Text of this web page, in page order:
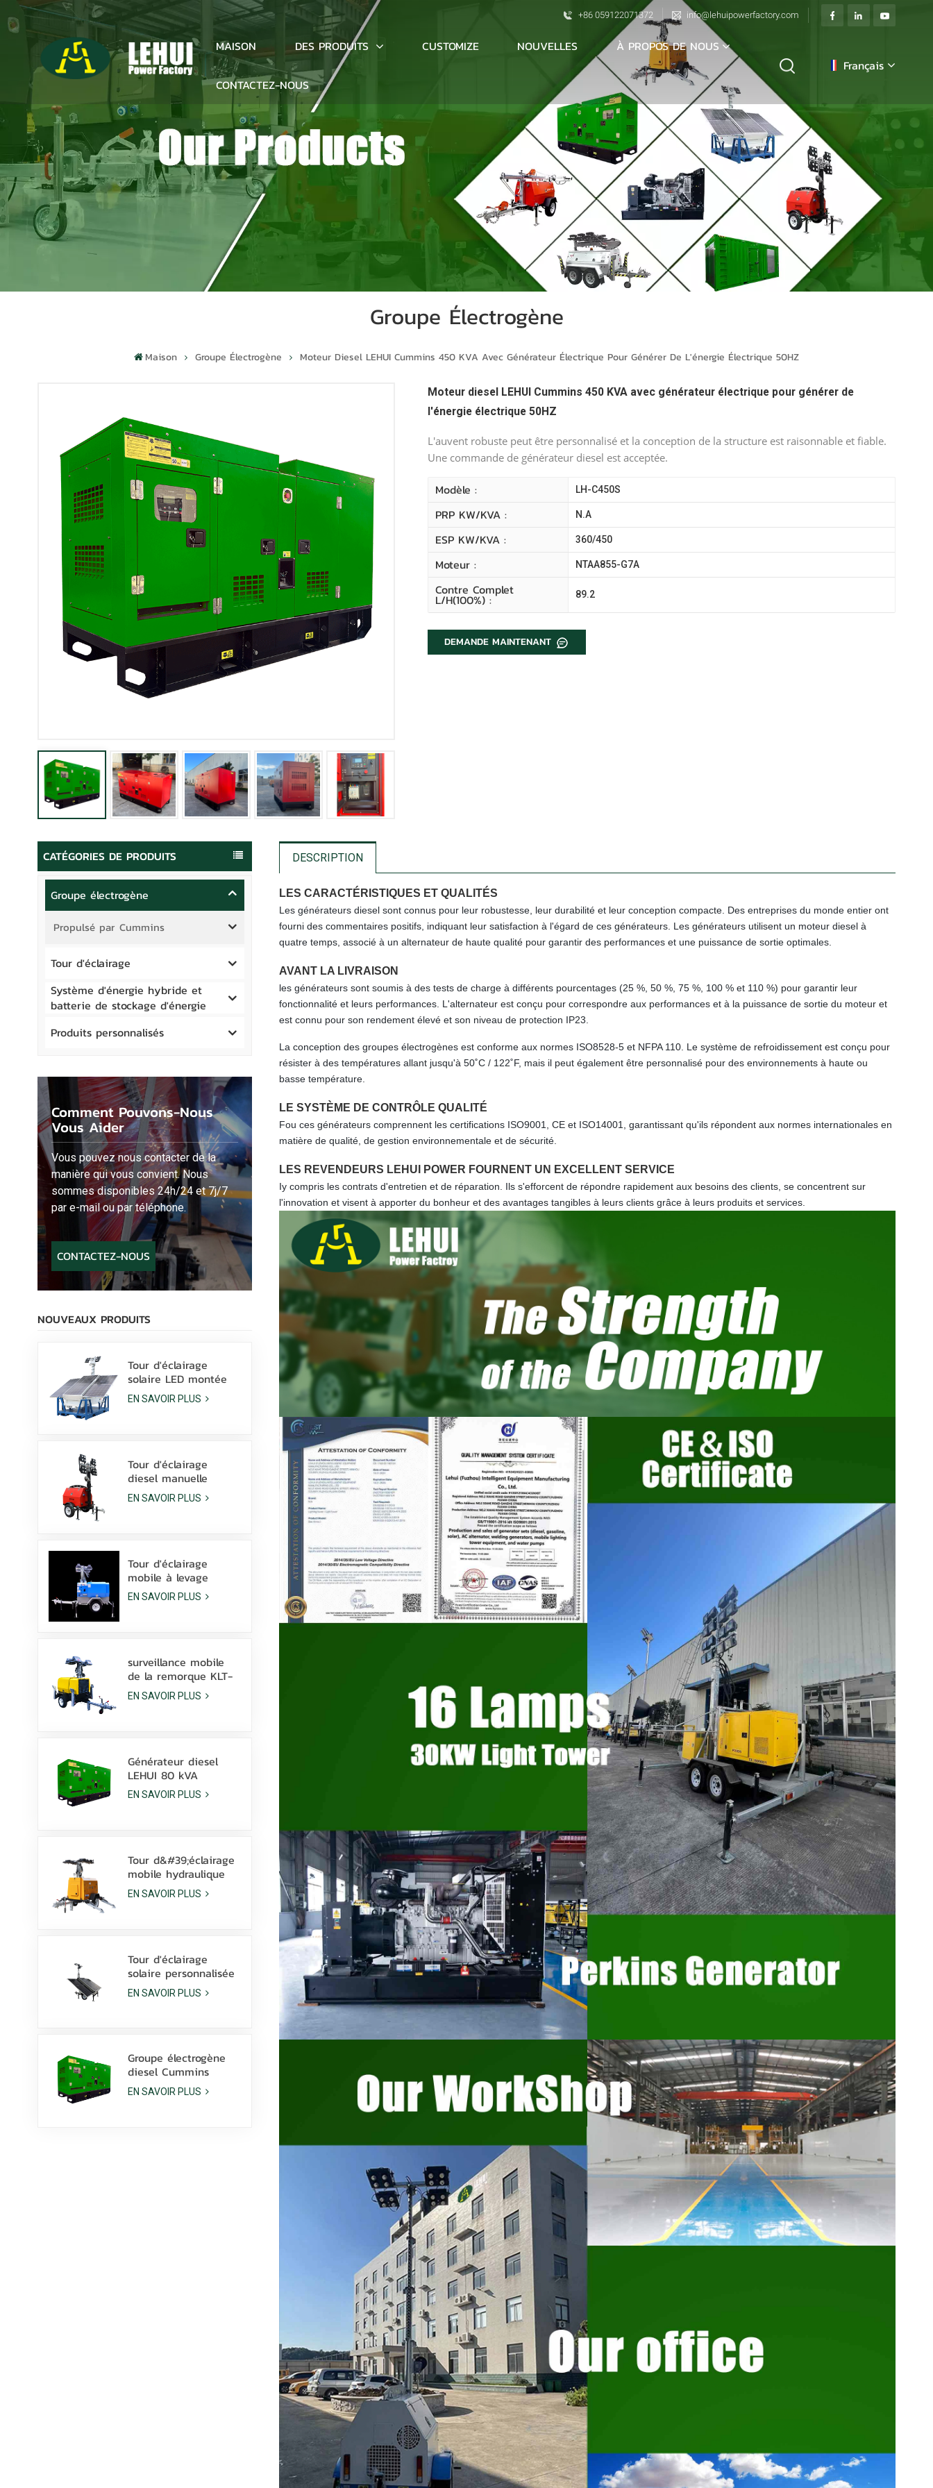
+86 059122071372 info@lehuipowerfactory.com
MAISON DES PRODUITS CUSTOMIZE NOUVELLES À PROPOS DE NOUS
CONTACTEZ-NOUS
Français
français
Deutsch
italiano
русский
español
Groupe Électrogène
Maison Groupe Électrogène Moteur Diesel LEHUI Cummins 450 KVA Avec Générateur Électrique Pour Générer De L'énergie Électrique 50HZ
Moteur diesel LEHUI Cummins 450 KVA avec générateur électrique pour générer de
l'énergie électrique 50HZ
L'auvent robuste peut être personnalisé et la conception de la structure est raisonnable et fiable.
Une commande de générateur diesel est acceptée.
Modèle : LH-C450S
PRP KW/kVA : N.A
ESP KW/kVA : 360/450
Moteur : NTAA855-G7A
Contre Complet
L/H(100%) : 89.2
DEMANDE MAINTENANT
CATÉGORIES DE PRODUITS
Groupe électrogène
Propulsé par Cummins
Tour d'éclairage
Système d'énergie hybride et
batterie de stockage d'énergie
Produits personnalisés
Comment Pouvons-Nous
Vous Aider
Vous pouvez nous contacter de la
manière qui vous convient. Nous
sommes disponibles 24h/24 et 7j/7
par e-mail ou par téléphone.
CONTACTEZ-NOUS
NOUVEAUX PRODUITS
Tour d'éclairage
solaire LED montée
sur patins avec
lampes LED 400 W et
EN SAVOIR PLUS
Tour d'éclairage
diesel manuelle
compacte et
économique avec 4
W
EN SAVOIR PLUS
Tour d'éclairage
mobile à levage
hydraulique manuel
de 9 m de hauteur
EN SAVOIR PLUS
surveillance mobile
de la remorque KLT-
10000V de tour
légère de mât de
EN SAVOIR PLUS
Générateur diesel
LEHUI 80 kVA
silencieux, alimenté
par un moteur
EN SAVOIR PLUS
Tour d&#39;éclairage
mobile hydraulique
diesel de 9 m avec
lampes LED de 350 W
W
EN SAVOIR PLUS
Tour d'éclairage
solaire personnalisée
avec batterie au
Lithium, lampes LED
EN SAVOIR PLUS
Groupe électrogène
diesel Cummins
6ZTAA13-G2 de 425
kVA pour applications
EN SAVOIR PLUS
DESCRIPTION
LES CARACTÉRISTIQUES ET QUALITÉS
Les générateurs diesel sont connus pour leur robustesse, leur durabilité et leur conception compacte. Des entreprises du monde entier ont
fourni des commentaires positifs, indiquant leur satisfaction à l'égard de ces générateurs. Les générateurs utilisent un moteur diesel à
quatre temps, associé à un alternateur de haute qualité pour garantir des performances et une puissance de sortie optimales.
AVANT LA LIVRAISON
les générateurs sont soumis à des tests de charge à différents pourcentages (25 %, 50 %, 75 %, 100 % et 110 %) pour garantir leur
fonctionnalité et leurs performances. L'alternateur est conçu pour correspondre aux performances et à la puissance de sortie du moteur et
est connu pour son rendement élevé et son niveau de protection IP23.
La conception des groupes électrogènes est conforme aux normes ISO8528-5 et NFPA 110. Le système de refroidissement est conçu pour
résister à des températures allant jusqu'à 50˚C / 122˚F, mais il peut également être personnalisé pour des environnements à haute ou
basse température.
LE SYSTÈME DE CONTRÔLE QUALITÉ
Fou ces générateurs comprennent les certifications ISO9001, CE et ISO14001, garantissant qu'ils répondent aux normes internationales en
matière de qualité, de gestion environnementale et de sécurité.
LES REVENDEURS LEHUI POWER FOURNENT UN EXCELLENT SERVICE
Iy compris les contrats d'entretien et de réparation. Ils s'efforcent de répondre rapidement aux besoins des clients, se concentrent sur
l'innovation et visent à apporter du bonheur et des avantages tangibles à leurs clients grâce à leurs produits et services.